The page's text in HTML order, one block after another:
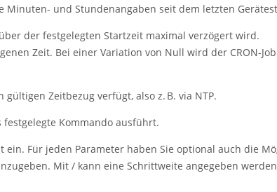
Minuten- und Stundenangaben seit dem letzten
der festgelegten Startzeit maximal verzögert wird.
Zeit. Bei einer Variation von Null wird der CRON-
Zeitbezug verfügt, also z. B. via NTP.
festgelegte Kommando ausführt.
Für jeden Parameter haben Sie optional auch die
Mit / kann eine Schrittweite angegeben